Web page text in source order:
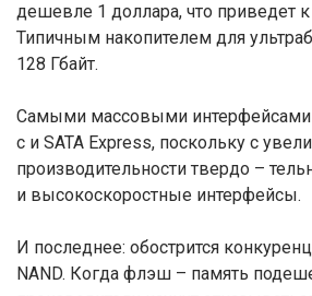
дешевле 1 доллара, что приведет к
Типичным накопителем для
128 Гбайт.
Самыми массовыми интерфейсами
с и SATA Express, поскольку с
производительности твердо –
и высокоскоростные интерфейсы.
И последнее: обострится
NAND. Когда флэш – память